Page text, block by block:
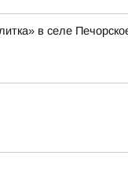
в селе